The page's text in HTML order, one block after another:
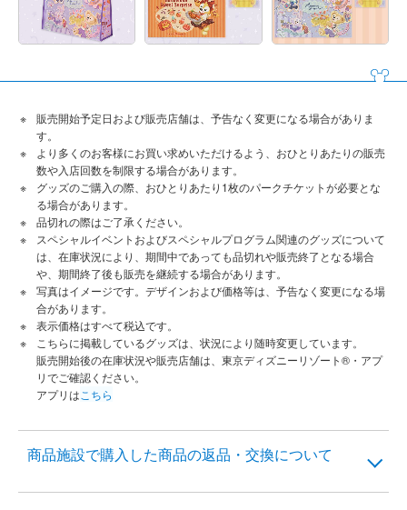
販売開始予定日および販売店舗は、予告なく変更になる場合がありま
す。
より多くのお客様にお買い求めいただけるよう、おひとりあたりの販売
数や入店回数を制限する場合があります。
グッズのご購入の際、おひとりあたり1枚のパークチケットが必要とな
る場合があります。
品切れの際はご了承ください。
スペシャルイベントおよびスペシャルプログラム関連のグッズについて
は、在庫状況により、期間中であっても品切れや販売終了となる場合
や、期間終了後も販売を継続する場合があります。
写真はイメージです。デザインおよび価格等は、予告なく変更になる場
合があります。
表示価格はすべて税込です。
こちらに掲載しているグッズは、状況により随時変更しています。
販売開始後の在庫状況や販売店舗は、東京ディズニーリゾート®・アプ
リでご確認ください。
アプリは こちら
商品施設で購入した商品の返品・交換について